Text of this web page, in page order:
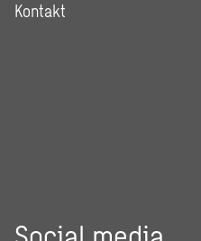
Kontakt